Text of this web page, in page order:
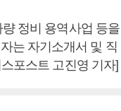
정비 용역사업 등을
는 자기소개서 및 직
포스트 고진영 기자]